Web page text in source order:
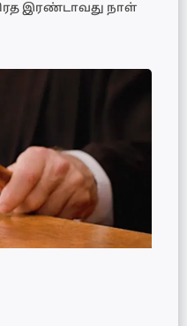
இரண்டாவது நாள்